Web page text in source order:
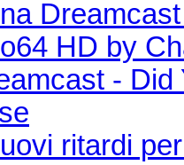
HD by
-
ritardi